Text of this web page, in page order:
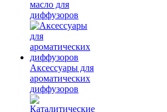
масло для
диффузоров
Аксессуары для
ароматических
диффузоров